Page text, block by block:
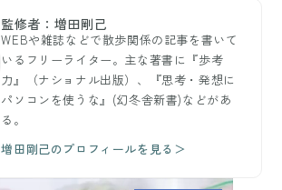
監修者：増田剛己
WEBや雑誌などで散歩関係の記事を書いて
いるフリーライター。主な著書に『歩考
力』（ナショナル出版）、『思考・発想に
パソコンを使うな』(幻冬舎新書)などがあ
る。
増田剛己のプロフィールを見る＞